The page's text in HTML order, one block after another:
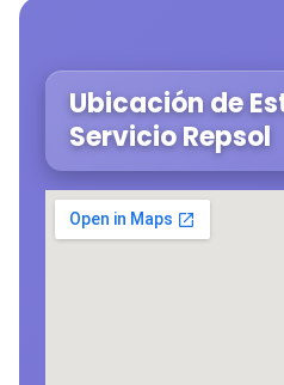
Ubicación de
Servicio Repsol